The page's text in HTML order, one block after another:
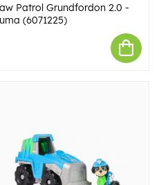
Patrol Grundfordon 2.0 -
(6071225)